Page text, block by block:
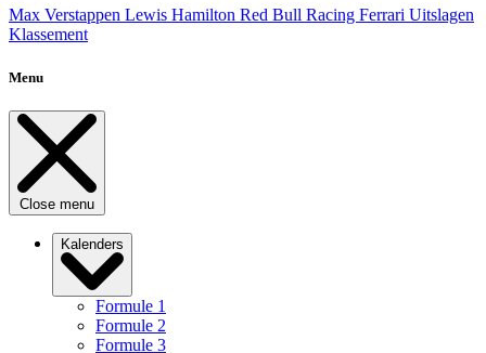
Max Verstappen Lewis Hamilton Red Bull Racing Ferrari Uitslagen
Klassement
Menu
Close menu
Kalenders
Formule 1
Formule 2
Formule 3